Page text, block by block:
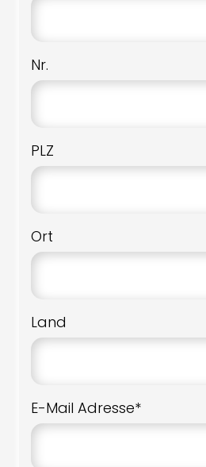
Nr.
PLZ
Ort
Land
E-Mail Adresse*